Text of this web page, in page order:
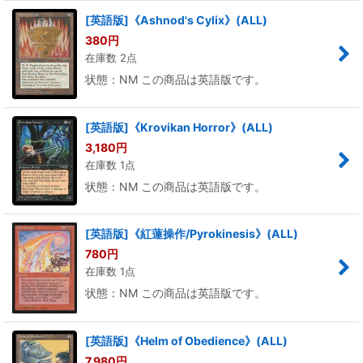
[英語版]《Ashnod's Cylix》(ALL)
380円
在庫数 2点
状態：NM この商品は英語版です。
[英語版]《Krovikan Horror》(ALL)
3,180円
在庫数 1点
状態：NM この商品は英語版です。
[英語版]《紅蓮操作/Pyrokinesis》(ALL)
780円
在庫数 1点
状態：NM この商品は英語版です。
[英語版]《Helm of Obedience》(ALL)